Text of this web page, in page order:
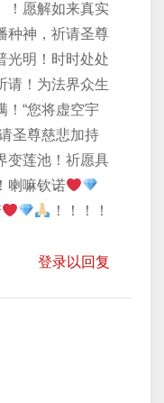
！愿解如来真实
种神，祈请圣尊
光明！时时处处
请！为法界众生
！“您将虚空宇
圣尊慈悲加持
变莲池！祈愿具
喇嘛钦诺
！！！！
登录以回复